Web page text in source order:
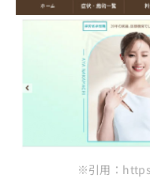
※引用：